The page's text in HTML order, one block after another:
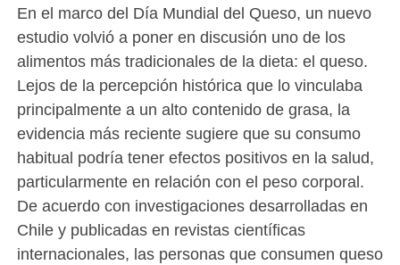
En el marco del Día Mundial del Queso, un nuevo
estudio volvió a poner en discusión uno de los
alimentos más tradicionales de la dieta: el queso.
Lejos de la percepción histórica que lo vinculaba
principalmente a un alto contenido de grasa, la
evidencia más reciente sugiere que su consumo
habitual podría tener efectos positivos en la salud,
particularmente en relación con el peso corporal.
De acuerdo con investigaciones desarrolladas en
Chile y publicadas en revistas científicas
internacionales, las personas que consumen queso